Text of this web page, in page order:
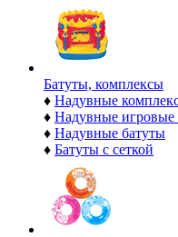
Батуты, комплексы
♦ Надувные
♦ Надувные игровые
♦ Надувные батуты
♦ Батуты с сеткой